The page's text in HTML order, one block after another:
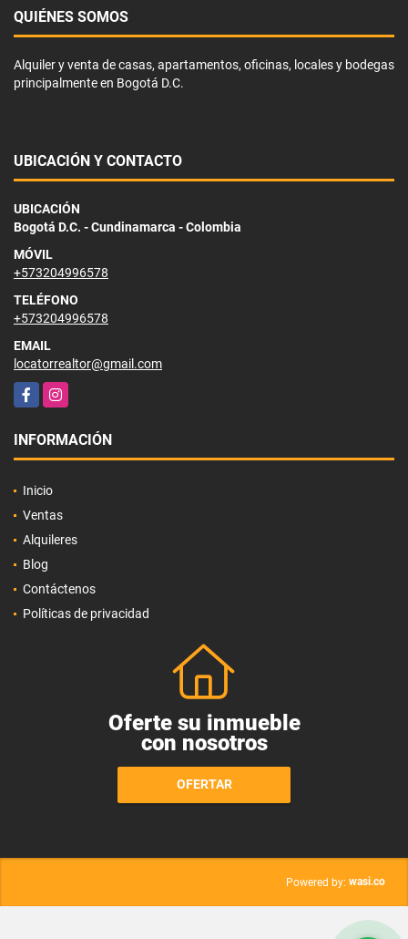
QUIÉNES SOMOS
Alquiler y venta de casas, apartamentos, oficinas, locales y bodegas
principalmente en Bogotá D.C.
UBICACIÓN Y CONTACTO
UBICACIÓN
Bogotá D.C. - Cundinamarca - Colombia
MÓVIL
+573204996578
TELÉFONO
+573204996578
EMAIL
locatorrealtor@gmail.com
FacebookInstagram
INFORMACIÓN
Inicio
Ventas
Alquileres
Blog
Contáctenos
Políticas de privacidad
Oferte su inmueble
con nosotros
OFERTAR
Powered by: wasi.co